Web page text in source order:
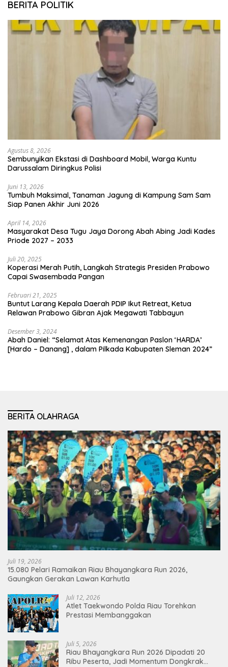
BERITA POLITIK
Agustus 8, 2026
Sembunyikan Ekstasi di Dashboard Mobil, Warga Kuntu
Darussalam Diringkus Polisi
Juni 13, 2026
Tumbuh Maksimal, Tanaman Jagung di Kampung Sam Sam
Siap Panen Akhir Juni 2026
April 14, 2026
Masyarakat Desa Tugu Jaya Dorong Abah Abing Jadi Kades
Priode 2027 – 2033
Juli 20, 2025
Koperasi Merah Putih, Langkah Strategis Presiden Prabowo
Capai Swasembada Pangan
Februari 21, 2025
Buntut Larang Kepala Daerah PDIP Ikut Retreat, Ketua
Relawan Prabowo Gibran Ajak Megawati Tabbayun
Desember 3, 2024
Abah Daniel: “Selamat Atas Kemenangan Paslon ‘HARDA’
[Hardo – Danang] , dalam Pilkada Kabupaten Sleman 2024”
BERITA OLAHRAGA
Juli 19, 2026
15.080 Pelari Ramaikan Riau Bhayangkara Run 2026,
Gaungkan Gerakan Lawan Karhutla
Juli 12, 2026
Atlet Taekwondo Polda Riau Torehkan
Prestasi Membanggakan
Juli 5, 2026
Riau Bhayangkara Run 2026 Dipadati 20
Ribu Peserta, Jadi Momentum Dongkrak